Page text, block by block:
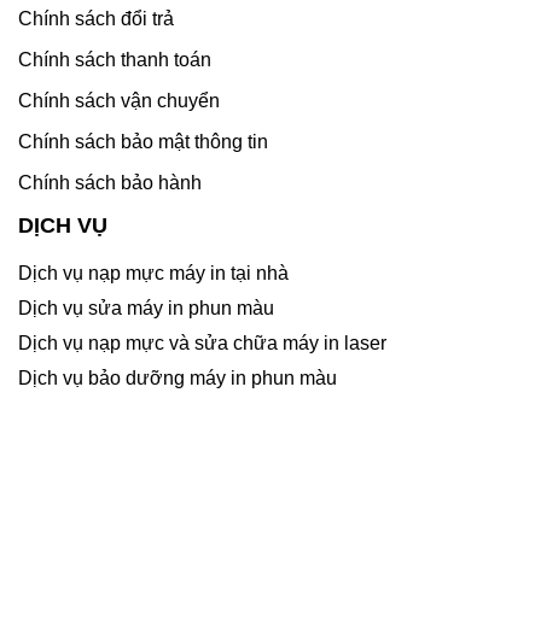
Chính sách đổi trả
Chính sách thanh toán
Chính sách vận chuyển
Chính sách bảo mật thông tin
Chính sách bảo hành
DỊCH VỤ
Dịch vụ nạp mực máy in tại nhà
Dịch vụ sửa máy in phun màu
Dịch vụ nạp mực và sửa chữa máy in laser
Dịch vụ bảo dưỡng máy in phun màu